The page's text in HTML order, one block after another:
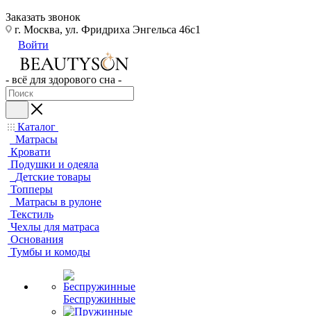
Заказать звонок
г. Москва, ул. Фридриха Энгельса 46с1
Войти
- всё для здорового сна -
Каталог
Матрасы
Кровати
Подушки и одеяла
Детские товары
Топперы
Матрасы в рулоне
Текстиль
Чехлы для матраса
Основания
Тумбы и комоды
Беспружинные